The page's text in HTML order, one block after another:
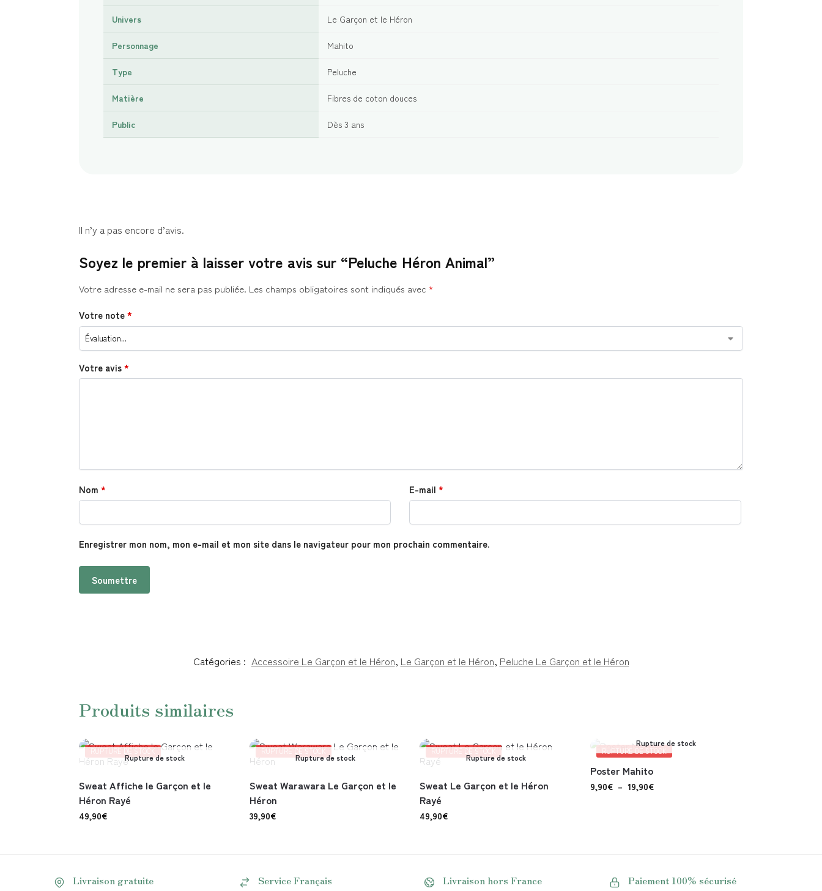
Univers Le Garçon et le Héron
Personnage Mahito
Type Peluche
Matière Fibres de coton douces
Public Dès 3 ans
Il n’y a pas encore d’avis.
Soyez le premier à laisser votre avis sur “Peluche Héron Animal”
Votre adresse e-mail ne sera pas publiée. Les champs obligatoires sont indiqués avec *
Votre note*
Votre avis*
Nom * E-mail *
Enregistrer mon nom, mon e-mail et mon site dans le navigateur pour mon prochain commentaire.
Catégories : Accessoire Le Garçon et le Héron, Le Garçon et le Héron, Peluche Le Garçon et le Héron
Produits similaires
RUPTURE DE STOCK
Rupture de stock
Sweat Affiche le Garçon et le
Héron Rayé
49,90€
RUPTURE DE STOCK
Rupture de stock
Sweat Warawara Le Garçon et le
Héron
39,90€
RUPTURE DE STOCK
Rupture de stock
Sweat Le Garçon et le Héron
Rayé
49,90€
RUPTURE DE STOCK
Rupture de stock
Poster Mahito
9,90€ – 19,90€
Livraison gratuite Service Français Livraison hors France Paiement 100% sécurisé